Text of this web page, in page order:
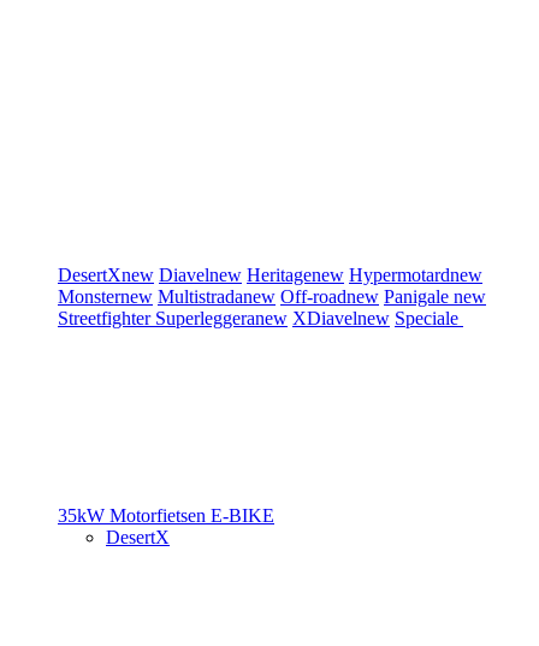
DesertXnew Diavelnew Heritagenew Hypermotardnew
Monsternew Multistradanew Off-roadnew Panigale new
Streetfighter Superleggeranew XDiavelnew Speciale
35kW Motorfietsen E-BIKE
DesertX